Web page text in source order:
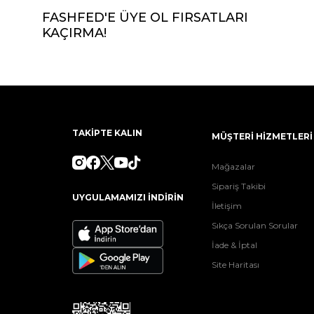
FASHFED'E ÜYE OL FIRSATLARI
KAÇIRMA!
TAKİPTE KALIN
UYGULAMAMIZI İNDİRİN
MÜŞTERİ HİZMETLERİ
Mağazalar
Sipariş Takibi
İletişim
Sıkça Sorulan Sorular
İade & İptal
Site Haritası